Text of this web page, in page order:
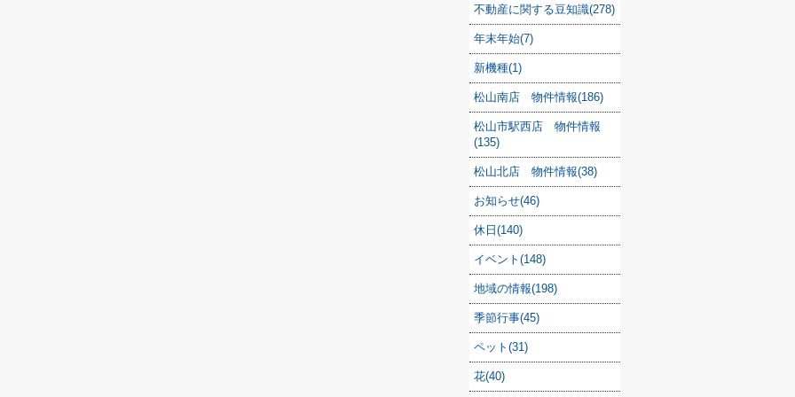
不動産に関する豆知識(278)
年末年始(7)
新機種(1)
松山南店 物件情報(186)
松山市駅西店 物件情報
(135)
松山北店 物件情報(38)
お知らせ(46)
休日(140)
イベント(148)
地域の情報(198)
季節行事(45)
ペット(31)
花(40)